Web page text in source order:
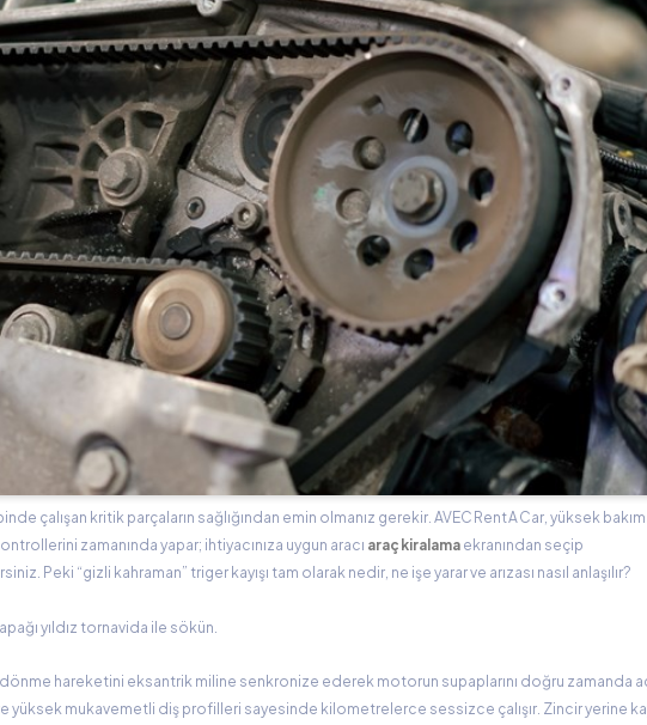
çalışan kritik parçaların sağlığından emin olmanız gerekir. AVEC Rent A Car, yüksek
zamanında yapar; ihtiyacınıza uygun aracı araç kiralama ekranından seçip
Peki “gizli kahraman” triger kayışı tam olarak nedir, ne işe yarar ve arızası nasıl anlaşılır?
dönme hareketini eksantrik miline senkronize ederek motorun supaplarını doğru zamanda
yüksek mukavemetli diş profilleri sayesinde kilometrelerce sessizce çalışır. Zincir yerine
yıldız tornavida ile sökün.